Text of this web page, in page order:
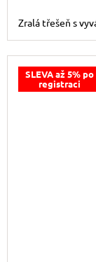
Zralá třešeň s
SLEVA až 5% po
registraci